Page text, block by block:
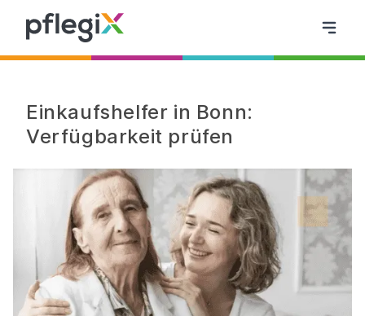
Einkaufshelfer in Bonn:
Verfügbarkeit prüfen